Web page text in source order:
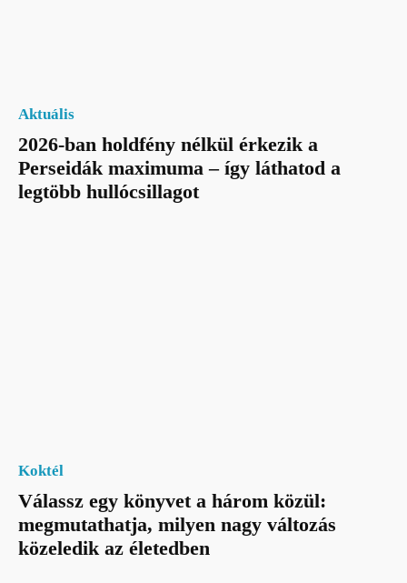
Aktuális
2026-ban holdfény nélkül érkezik a
Perseidák maximuma – így láthatod a
legtöbb hullócsillagot
Koktél
Válassz egy könyvet a három közül:
megmutathatja, milyen nagy változás
közeledik az életedben